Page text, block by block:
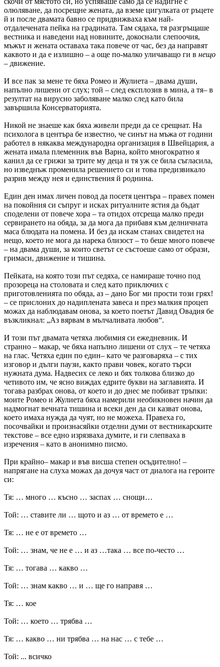
олюляване, да посрещне жената, да вземе цигулката от ръцете
й и после двамата бавно се придвижваха към най-
отдалечената пейка на градината. Там сядаха, тя разгръщаше
вестника и наведени над новините, докоснали слепоочия,
мъжът и жената оставаха така повече от час, без да направят
каквото и да е излишно – а още по-малко уличаващо ги в нещо
– движение.
И все пак за мене те бяха Ромео и Жулиета – двама души,
напълно лишени от слух; той – след експлозив в мина, а тя– в
резултат на вирусно заболяване малко след като била
завършила Консерваторията.
Никой не знаеше как бяха живели преди да се срещнат. На
психолога в центъра бе известно, че синът на мъжа от години
работел в някаква международна организация в Швейцария, а
жената имала племенник във Варна, който многократно я
канил да се грижи за трите му деца и тя уж се била съгласила,
но изведнъж променила решението си и това предизвикало
разрив между нея и единствения й роднина.
Един ден имах личен повод да посетя центъра – правех помен
на покойния си съпруг и исках ритуалните ястия да бъдат
споделени от повече хора – та отидох отсреща малко преди
сервирането на обяда, за да мога да прибавя към делничната
маса блюдата на помена. И без да искам станах свидетел на
нещо, което не мога да нарека близост – то беше много повече
– на двама души, за които светът се състоеше само от образи,
гримаси, движение и тишина.
Пейката, на която този път седяха, се намираше точно под
прозореца на столовата и след като приключих с
приготовленията по обяда, аз – дано Бог ми прости този грях!
– се прислоних до надиплената завеса и през малкия процеп
можах да наблюдавам онова, за което поетът Давид Овадия бе
възкликнал: „Аз вярвам в мълчаливата любов“.
И този път двамата четяха любимия си ежедневник. И
странно – макар, че бяха напълно лишени от слух – те четяха
на глас. Четяха един по един– като че разговаряха – с тих
изговор и дълги паузи, както прави човек, когато търси
нужната дума. Надвесих се леко и бях толкова близко до
четивото им, че ясно виждах едрите букви на заглавията. И
тогава разбрах онова, от което и до днес ме побиват тръпки:
моите Ромео и Жулиета бяха намерили необикновен начин да
надмогнат вечната тишина и всеки ден да си казват онова,
което имаха нужда да чуят, но не можеха. Правеха го,
посочвайки и произнасяйки отделни думи от вестникарските
текстове – все едно изрязваха думите, и ги слепваха в
изречения – като в анонимно писмо.
При крайно– макар и във висша степен осъдително! –
напрягане на слуха можах да дочуя част от диалога на героите
си:
Тя: … много … късно … заспах … снощи…
Той: … ставите ли … щото и аз … от времето е …
Тя: … не е от времето …
Той: … знам, че не е … и аз …така … все по-често …
Тя: … тогава … какво …
Той: … знам какво … и … ще го направя …
Тя: … кое
Той: … което … трябва …
Тя: … какво … ни трябва … на нас … с тебе …
Той: ... всичко